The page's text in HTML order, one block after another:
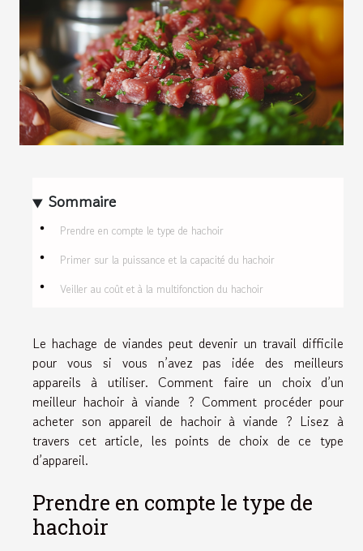
Sommaire
Prendre en compte le type de hachoir
Primer sur la puissance et la capacité du hachoir
Veiller au coût et à la multifonction du hachoir
Le hachage de viandes peut devenir un travail difficile
pour vous si vous n’avez pas idée des meilleurs
appareils à utiliser. Comment faire un choix d’un
meilleur hachoir à viande ? Comment procéder pour
acheter son appareil de hachoir à viande ? Lisez à
travers cet article, les points de choix de ce type
d’appareil.
Prendre en compte le type de
hachoir